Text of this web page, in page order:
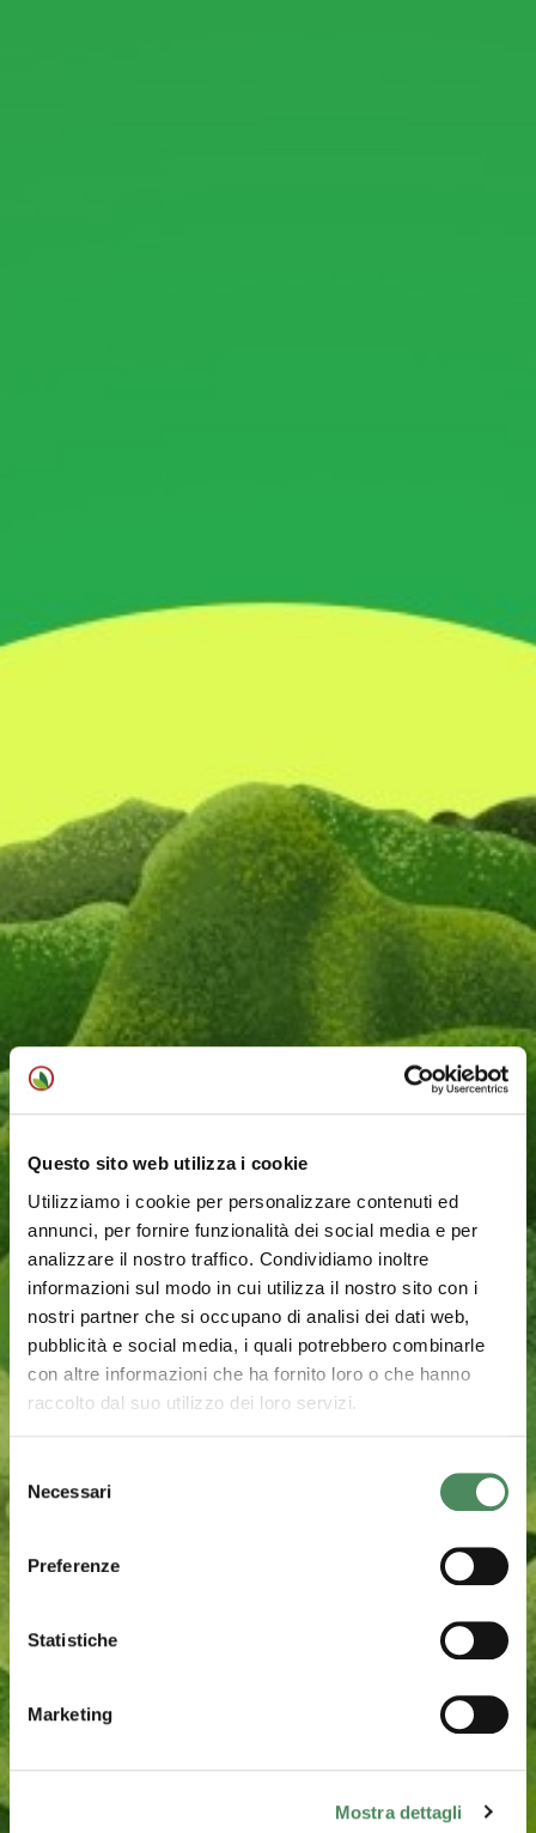
Questo sito web utilizza i cookie
Utilizziamo i cookie per personalizzare contenuti ed
annunci, per fornire funzionalità dei social media e per
analizzare il nostro traffico. Condividiamo inoltre
informazioni sul modo in cui utilizza il nostro sito con i
nostri partner che si occupano di analisi dei dati web,
pubblicità e social media, i quali potrebbero combinarle
con altre informazioni che ha fornito loro o che hanno
raccolto dal suo utilizzo dei loro servizi.
del
consenso
Necessari
Preferenze
Statistiche
Marketing
Mostra dettagli